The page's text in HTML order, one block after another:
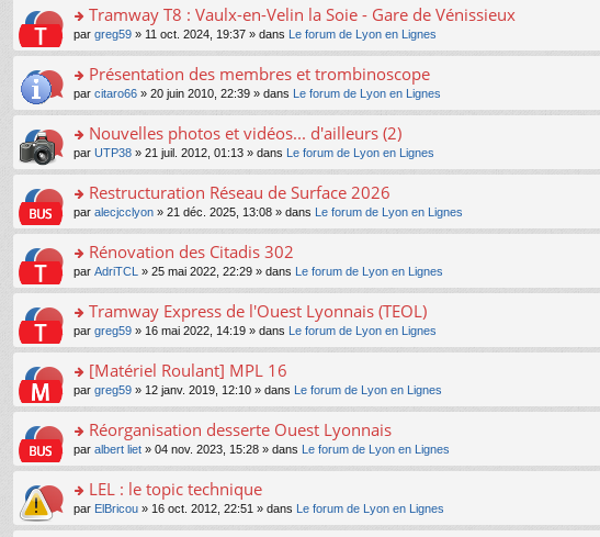
s
ult
er
le
m
e
s
a
g
e
n
n
le
pl
u
s
ré
c
e
nt
o
n
s
ult
er
le
m
e
s
a
g
e
n
n
le
pl
u
s
ré
c
e
nt
Tramway T8 : Vaulx-en-Velin la Soie - Gare de Vénissieux
par greg59 » 11 oct. 2024, 19:37 » dans Le forum de Lyon en Lignes
o
n
s
ult
er
le
m
e
s
a
g
e
n
n
le
pl
u
s
ré
c
e
nt
Présentation des membres et trombinoscope
par citaro66 » 20 juin 2010, 22:39 » dans Le forum de Lyon en Lignes
o
n
s
ult
er
le
m
e
s
a
g
e
n
n
le
pl
u
s
ré
c
e
Nouvelles photos et vidéos... d'ailleurs (2)
par UTP38 » 21 juil. 2012, 01:13 » dans Le forum de Lyon en Lignes
o
n
s
ult
er
le
m
e
s
a
g
e
n
n
le
pl
u
Restructuration Réseau de Surface 2026
par alecjcclyon » 21 déc. 2025, 13:08 » dans Le forum de Lyon en Lignes
o
n
s
ult
er
le
m
e
s
a
g
e
n
n
Rénovation des Citadis 302
par AdriTCL » 25 mai 2022, 22:29 » dans Le forum de Lyon en Lignes
o
n
s
ult
er
le
m
e
s
a
g
e
Tramway Express de l'Ouest Lyonnais (TEOL)
par greg59 » 16 mai 2022, 14:19 » dans Le forum de Lyon en Lignes
o
n
s
ult
er
le
m
e
s
[Matériel Roulant] MPL 16
par greg59 » 12 janv. 2019, 12:10 » dans Le forum de Lyon en Lignes
o
n
s
ult
er
le
Réorganisation desserte Ouest Lyonnais
par albert liet » 04 nov. 2023, 15:28 » dans Le forum de Lyon en Lignes
o
n
LEL : le topic technique
par ElBricou » 16 oct. 2012, 22:51 » dans Le forum de Lyon en Lignes